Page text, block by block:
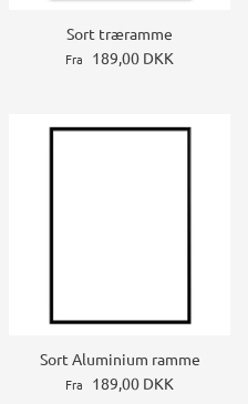
Sort træramme
Fra 189,00 DKK
Sort Aluminium ramme
Fra 189,00 DKK